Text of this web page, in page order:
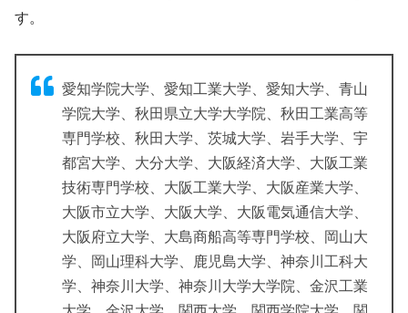
す。
愛知学院大学、愛知工業大学、愛知大学、青山
学院大学、秋田県立大学大学院、秋田工業高等
専門学校、秋田大学、茨城大学、岩手大学、宇
都宮大学、大分大学、大阪経済大学、大阪工業
技術専門学校、大阪工業大学、大阪産業大学、
大阪市立大学、大阪大学、大阪電気通信大学、
大阪府立大学、大島商船高等専門学校、岡山大
学、岡山理科大学、鹿児島大学、神奈川工科大
学、神奈川大学、神奈川大学大学院、金沢工業